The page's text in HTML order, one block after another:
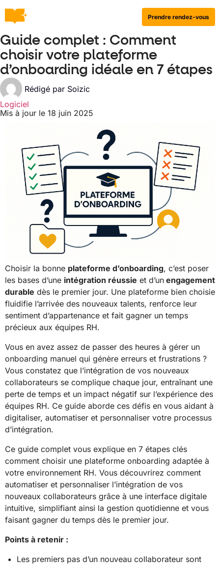
Prendre rendez-vous
Guide complet : Comment
choisir votre plateforme
d’onboarding idéale en 7 étapes
Rédigé par Soizic
Logiciel
Mis à jour le 18 juin 2025
Choisir la bonne plateforme d’onboarding, c’est poser
les bases d’une intégration réussie et d’un engagement
durable dès le premier jour. Une plateforme bien choisie
fluidifie l’arrivée des nouveaux talents, renforce leur
sentiment d’appartenance et fait gagner un temps
précieux aux équipes RH.
Vous en avez assez de passer des heures à gérer un
onboarding manuel qui génère erreurs et frustrations ?
Vous constatez que l’intégration de vos nouveaux
collaborateurs se complique chaque jour, entraînant une
perte de temps et un impact négatif sur l’expérience des
équipes RH. Ce guide aborde ces défis en vous aidant à
digitaliser, automatiser et personnaliser votre processus
d’intégration.
Ce guide complet vous explique en 7 étapes clés
comment choisir une plateforme onboarding adaptée à
votre environnement RH. Vous découvrirez comment
automatiser et personnaliser l’intégration de vos
nouveaux collaborateurs grâce à une interface digitale
intuitive, simplifiant ainsi la gestion quotidienne et vous
faisant gagner du temps dès le premier jour.
Points à retenir :
Les premiers pas d’un nouveau collaborateur sont